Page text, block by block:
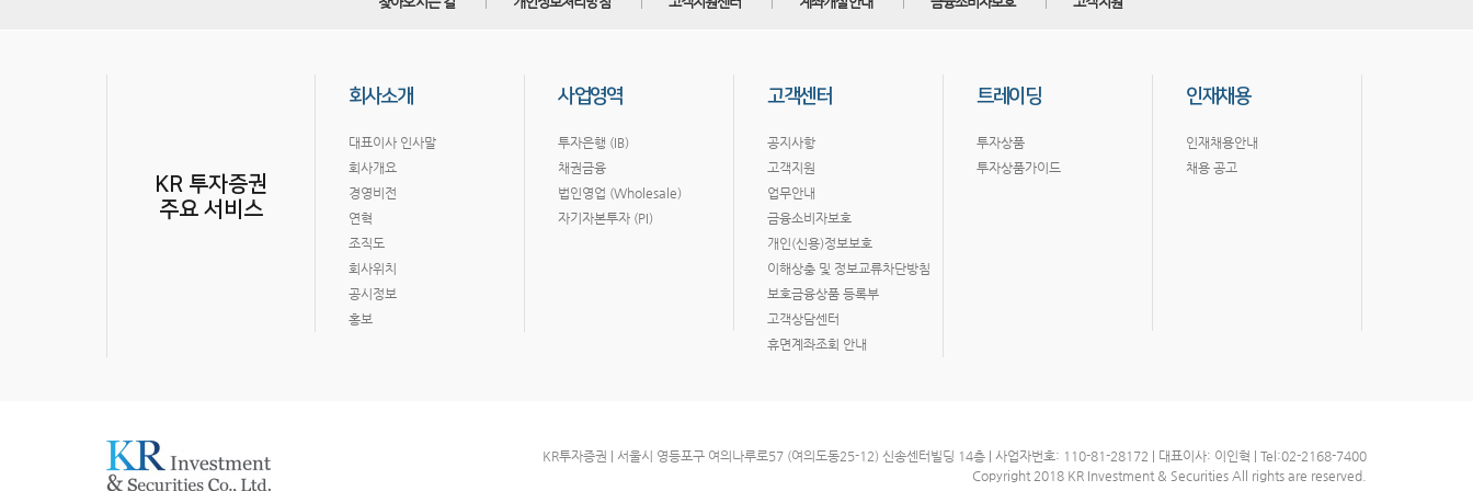
KR 투자증권
주요 서비스
회사소개
대표이사 인사말
회사개요
경영비전
연혁
조직도
회사위치
공시정보
홍보
사업영역
투자은행 (IB)
채권금융
법인영업 (Wholesale)
자기자본투자 (PI)
고객센터
공지사항
고객지원
업무안내
금융소비자보호
개인(신용)정보보호
이해상충 및 정보교류차단방침
보호금융상품 등록부
고객상담센터
휴면계좌조회 안내
트레이딩
투자상품
투자상품가이드
인재채용
인재채용안내
채용 공고
KR투자증권 | 서울시 영등포구 여의나루로57 (여의도동25-12) 신송센터빌딩 14층 | 사업자번호: 110-81-28172 | 대표이사: 이인혁 | Tel:02-2168-7400
Copyright 2018 KR Investment & Securities All rights are reserved.